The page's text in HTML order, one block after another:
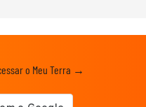
o Meu Terra →